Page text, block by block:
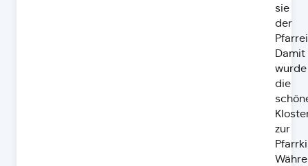
sie
der
Damit
wurde
die
zur